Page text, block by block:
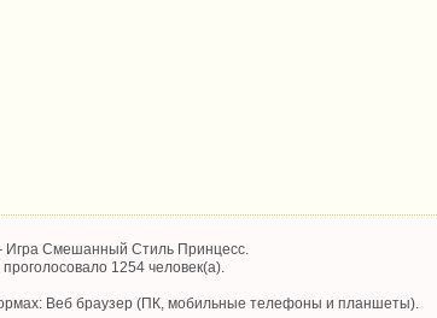
Игра Смешанный Стиль Принцесс.
1254 человек(а).
Веб браузер (ПК, мобильные телефоны и планшеты).